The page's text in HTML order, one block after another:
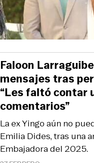
La ex Yingo aún no
Emilia Dides, tras una
Embajadora del 2025.
Faloon
mensajes tras
“Les faltó contar
comentarios”